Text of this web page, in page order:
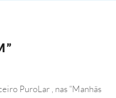
PuroLar , nas “Manhãs